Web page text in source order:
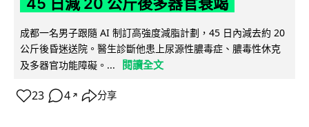
成都一名男子跟隨 AI 制訂高強度減脂計劃，45 日內減去約 20
公斤後昏迷送院。醫生診斷他患上尿源性膿毒症、膿毒性休克
及多器官功能障礙。...
閱讀全文
23 4 ↗ 分享